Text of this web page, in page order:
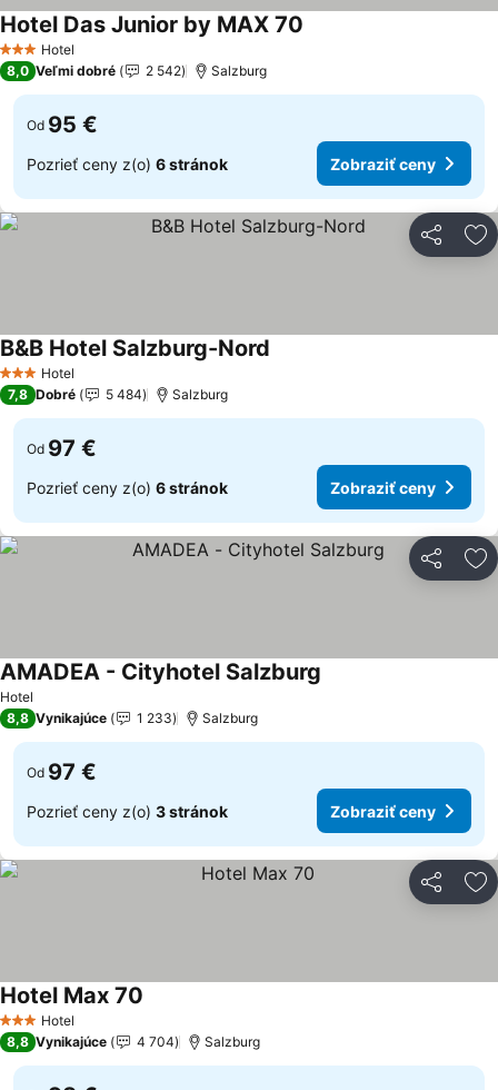
3 Počet hviezdičiek
Hotel
Hotel Das Junior by MAX 70
8,0 Veľmi dobré 2 542 Salzburg
Od 95 €
Pozrieť ceny z(o) 6 stránok Zobraziť ceny
Zdieľať
3 Počet hviezdičiek
Hotel
B&B Hotel Salzburg-Nord
7,8 Dobré 5 484 Salzburg
Od 97 €
Pozrieť ceny z(o) 6 stránok Zobraziť ceny
Zdieľať
Hotel
AMADEA - Cityhotel Salzburg
8,8 Vynikajúce 1 233 Salzburg
Od 97 €
Pozrieť ceny z(o) 3 stránok Zobraziť ceny
Zdieľať
3 Počet hviezdičiek
Hotel
Hotel Max 70
8,8 Vynikajúce 4 704 Salzburg